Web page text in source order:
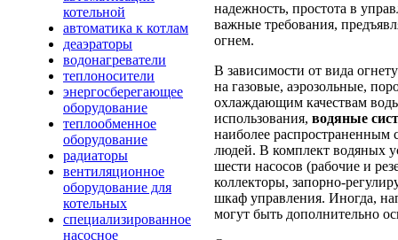
котельной
автоматика к котлам
деаэраторы
водонагреватели
теплоносители
энергосберегающее
оборудование
теплообменное
оборудование
радиаторы
вентиляционное
оборудование для
котельных
специализированное
насосное
надежность, простота в
важные требования,
огнем.
В зависимости от вида
на газовые, аэрозольные,
охлаждающим качествам
использования, водяные
наиболее распространенным
людей. В комплект водяных
шести насосов (рабочие и
коллекторы, запорно-
шкаф управления. Иногда,
могут быть дополнительно